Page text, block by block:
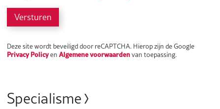
Versturen
Deze site wordt beveiligd door reCAPTCHA. Hierop zijn de Google
Privacy Policyen Algemene voorwaardenvan toepassing.
Specialisme